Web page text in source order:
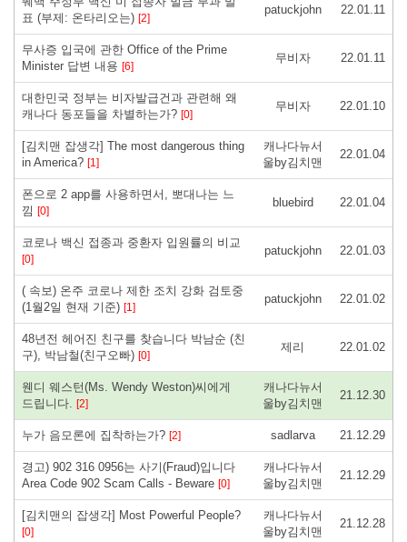
표 (부제: 온타리오는) [2]
patuckjohn 22.01.11
무사증 입국에 관한 Office of the Prime
Minister 답변 내용 [6]
무비자 22.01.11
대한민국 정부는 비자발급건과 관련해 왜
캐나다 동포들을 차별하는가? [0]
무비자 22.01.10
[김치맨 잡생각] The most dangerous thing
in America? [1]
캐나다뉴서
울by김치맨
22.01.04
폰으로 2 app를 사용하면서, 뽀대나는 느
낌 [0]
bluebird 22.01.04
코로나 백신 접종과 중환자 입원률의 비교
[0]
patuckjohn 22.01.03
( 속보) 온주 코로나 제한 조치 강화 검토중
(1월2일 현재 기준) [1]
patuckjohn 22.01.02
48년전 헤어진 친구를 찾습니다 박남순 (친
구), 박남철(친구오빠) [0]
제리 22.01.02
웬디 웨스턴(Ms. Wendy Weston)씨에게
드립니다. [2]
캐나다뉴서
울by김치맨
21.12.30
누가 음모론에 집착하는가? [2] sadlarva 21.12.29
경고) 902 316 0956는 사기(Fraud)입니다
Area Code 902 Scam Calls - Beware [0]
캐나다뉴서
울by김치맨
21.12.29
[김치맨의 잡생각] Most Powerful People?
[0]
캐나다뉴서
울by김치맨
21.12.28